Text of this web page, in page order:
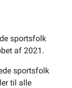
sportsfolk
af 2021.
sportsfolk
til alle